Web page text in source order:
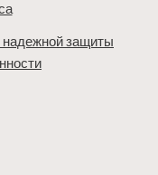
надежной защиты